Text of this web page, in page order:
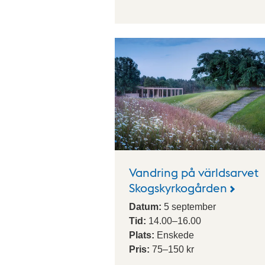
Vandring på världsarvet
Skogskyrkogården
Datum: 5 september
Tid: 14.00–16.00
Plats: Enskede
Pris: 75–150 kr